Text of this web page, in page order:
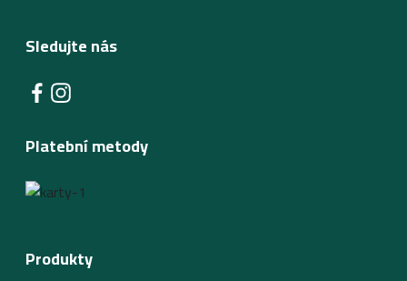
Produkty
Sledujte nás
Platební metody